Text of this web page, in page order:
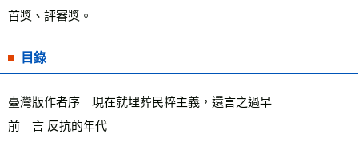
首獎、評審獎。
目錄
臺灣版作者序　現在就埋葬民粹主義，還言之過早
前　言 反抗的年代